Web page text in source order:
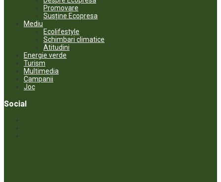
Promovare
Susține Ecopresa
Mediu
Ecolifestyle
Schimbari climatice
Atitudini
Energie verde
Turism
Multimedia
Campanii
Joc
Social